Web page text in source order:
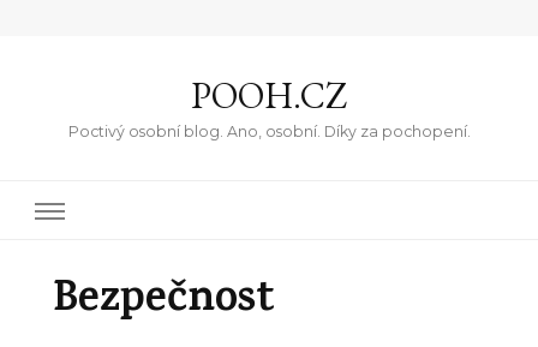
POOH.CZ
Poctivý osobní blog. Ano, osobní. Díky za pochopení.
Bezpečnost